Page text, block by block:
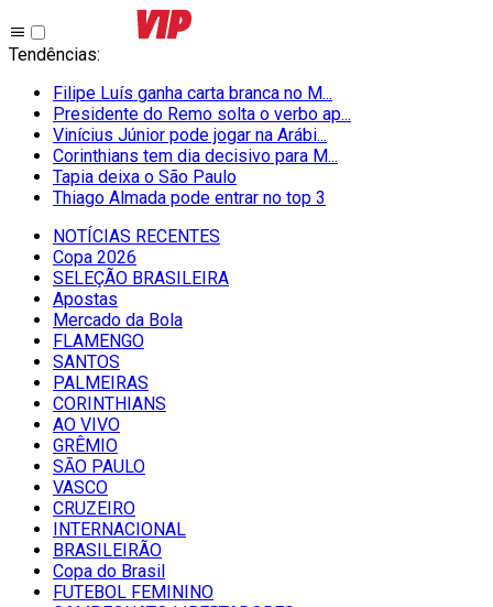
Tendências:
Filipe Luís ganha carta branca no M...
Presidente do Remo solta o verbo ap...
Vinícius Júnior pode jogar na Arábi...
Corinthians tem dia decisivo para M...
Tapia deixa o São Paulo
Thiago Almada pode entrar no top 3
NOTÍCIAS RECENTES
Copa 2026
SELEÇÃO BRASILEIRA
Apostas
Mercado da Bola
FLAMENGO
SANTOS
PALMEIRAS
CORINTHIANS
AO VIVO
GRÊMIO
SĀO PAULO
VASCO
CRUZEIRO
INTERNACIONAL
BRASILEIRÃO
Copa do Brasil
FUTEBOL FEMININO